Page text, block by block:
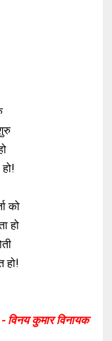
को
हो
हो!
- विनय कुमार विनायक